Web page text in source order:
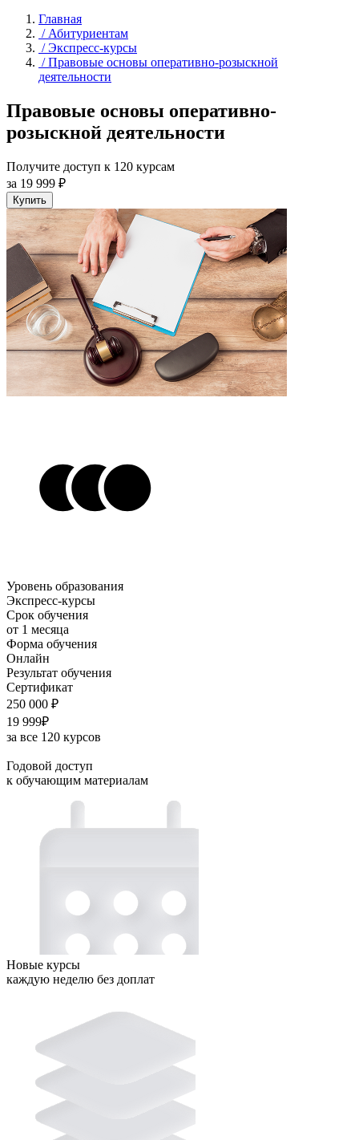
Главная
/Абитуриентам
/Экспресс-курсы
/Правовые основы оперативно-розыскной
деятельности
Правовые основы оперативно-
розыскной деятельности
Получите доступ к 120 курсам
за 19 999 ₽
Купить
Уровень образования
Экспресс-курсы
Срок обучения
от 1 месяца
Форма обучения
Онлайн
Результат обучения
Сертификат
250 000 ₽
19 999₽
за все 120 курсов
Годовой доступ
к обучающим материалам
Новые курсы
каждую неделю без доплат